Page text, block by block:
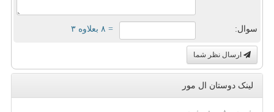
سوال: = ۸ بعلاوه ۳
ارسال نظر شما
لینک دوستان ال مور